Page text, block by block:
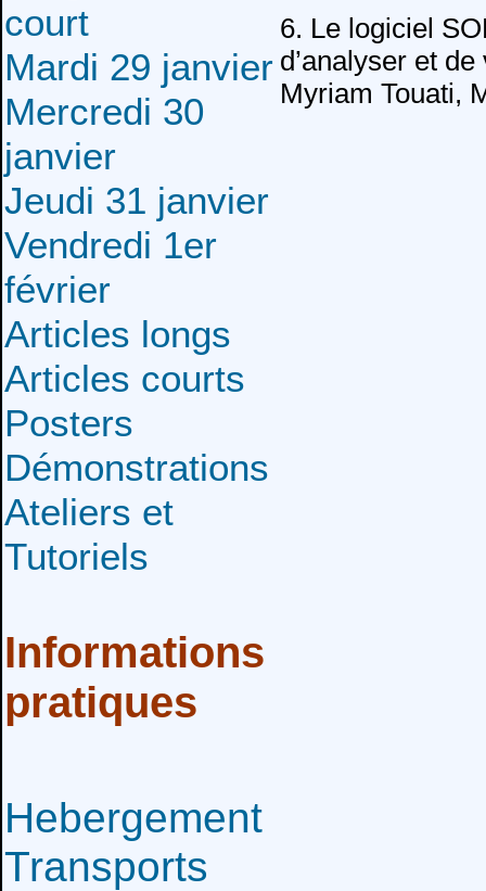
court
Mardi 29 janvier
Mercredi 30
janvier
Jeudi 31 janvier
Vendredi 1er
février
Articles longs
Articles courts
Posters
Démonstrations
Ateliers et
Tutoriels
Informations
pratiques
Hebergement
Transports
6. Le logiciel
d’analyser et
Myriam Touati,